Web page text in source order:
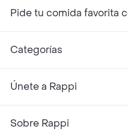
Pide tu comida favorita
Categorías
Únete a Rappi
Sobre Rappi